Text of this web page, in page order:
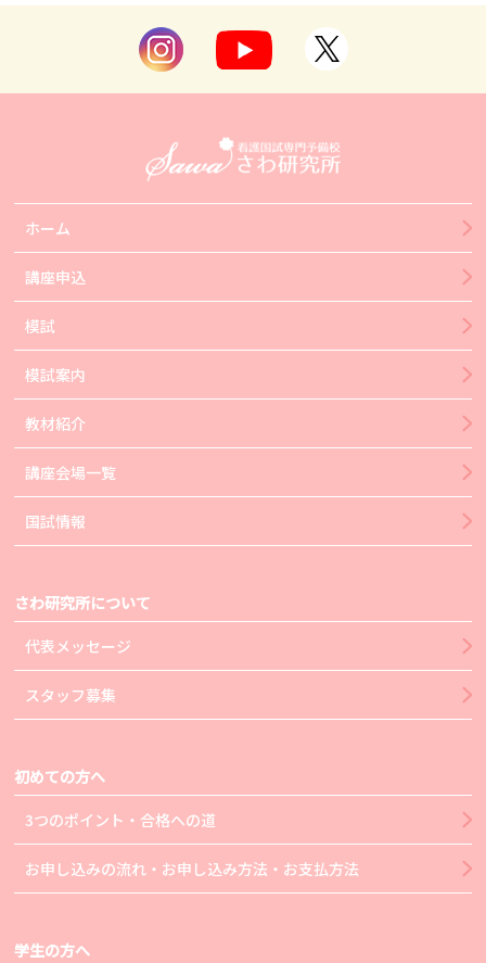
ホーム
講座申込
模試
模試案内
教材紹介
講座会場一覧
国試情報
さわ研究所について
代表メッセージ
スタッフ募集
初めての方へ
3つのポイント・合格への道
お申し込みの流れ・お申し込み方法・お支払方法
学生の方へ